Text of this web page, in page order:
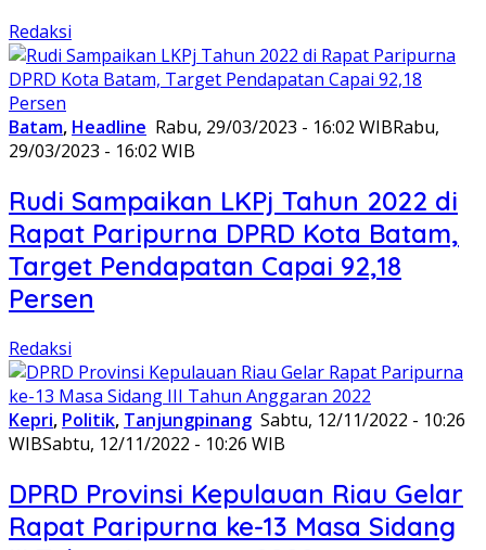
Redaksi
Batam, Headline Rabu, 29/03/2023 - 16:02 WIBRabu,
29/03/2023 - 16:02 WIB
Rudi Sampaikan LKPj Tahun 2022 di
Rapat Paripurna DPRD Kota Batam,
Target Pendapatan Capai 92,18
Persen
Redaksi
Kepri, Politik, Tanjungpinang Sabtu, 12/11/2022 - 10:26
WIBSabtu, 12/11/2022 - 10:26 WIB
DPRD Provinsi Kepulauan Riau Gelar
Rapat Paripurna ke-13 Masa Sidang